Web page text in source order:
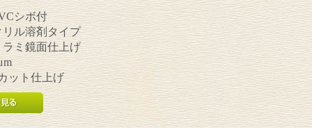
シボ付
ル溶剤タイプ
ミ鏡面仕上げ
ット仕上げ